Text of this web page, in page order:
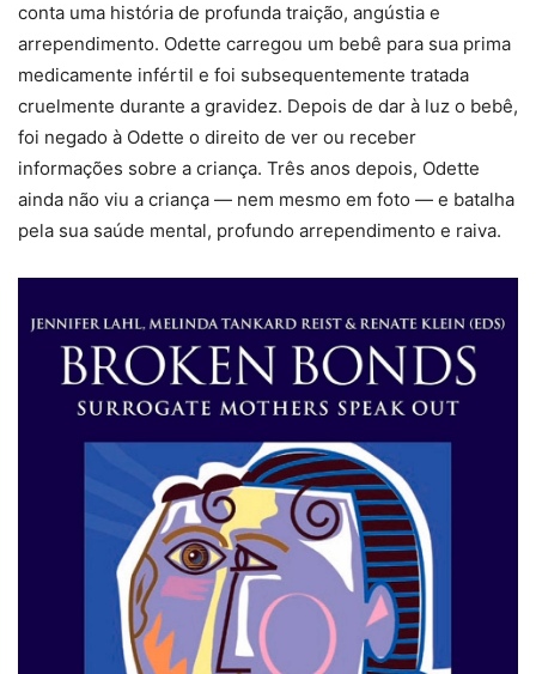
conta uma história de profunda traição, angústia e
arrependimento. Odette carregou um bebê para sua prima
medicamente infértil e foi subsequentemente tratada
cruelmente durante a gravidez. Depois de dar à luz o bebê,
foi negado à Odette o direito de ver ou receber
informações sobre a criança. Três anos depois, Odette
ainda não viu a criança — nem mesmo em foto — e batalha
pela sua saúde mental, profundo arrependimento e raiva.